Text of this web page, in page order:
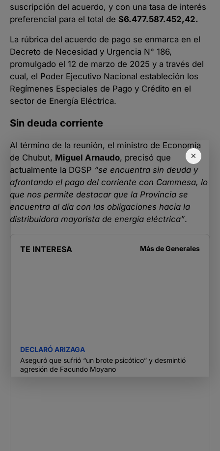
×
suscripción del acuerdo, y con una tasa de interés
preferencial para el total de $6.477.587.452,42.
La rúbrica del acuerdo de pago se enmarca en el
Decreto de Necesidad y Urgencia N° 186,
promulgado el 12 de marzo de 2025 y a través del
cual, el Poder Ejecutivo Nacional estableción los
Regímenes Especiales de Pago y Crédito en el
sector de Energía Eléctrica.
Sin deuda corriente
Al término de la reunión, el ministro de Economía
de Chubut, Miguel Arnaudo, precisó que
actualmente la DGSP “se encuentra sin deuda y
afrontando el pago del corriente con Cammesa, lo
que nos permite destacar que la Provincia se
encuentra al día con las obligaciones hacia la
distribuidora mayorista de energía eléctrica”.
TE INTERESA Más deGenerales
DECLARÓ ARIZAGA
Aseguró que sufrió “un brote psicótico” y desmintió
agresión de Facundo Moyano